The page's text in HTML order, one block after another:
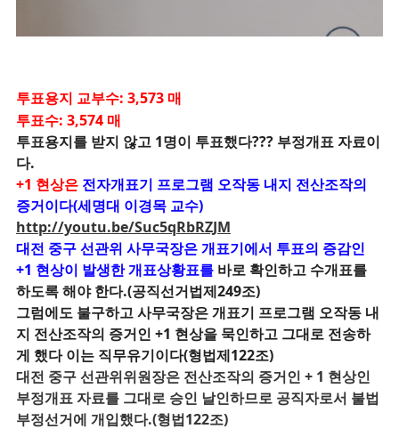
투표용지 교부수: 3,573 매
투표수: 3,574 매
투표용지를 받지 않고 1명이 투표했다??? 부정개표 자료이
다.
+1 현상은 전자개표기 프로그램 오작동 내지 전산조작의
증거이다(세명대 이경목 교수)
http://youtu.be/Suc5qRbRZJM
대전 중구 선관위 사무국장은 개표기에서 투표의 증감인
+1 현상이 발생한 개표상황표를 바로 확인하고 수개표를
하도록 해야 한다.(공직선거법제249조)
그럼에도 불구하고 사무국장은 개표기 프로그램 오작동 내
지 전산조작의 증거인 +1 현상을 묵인하고 그대로 전송하
게 했다이는 직무유기이다(형법제122조)
대전 중구 선관위위원장은 전산조작의 증거인 + 1 현상인
부정개표 자료를 그대로 승인 날인하므로 공직자로서 불법
부정선거에 개입했다.(형법122조)